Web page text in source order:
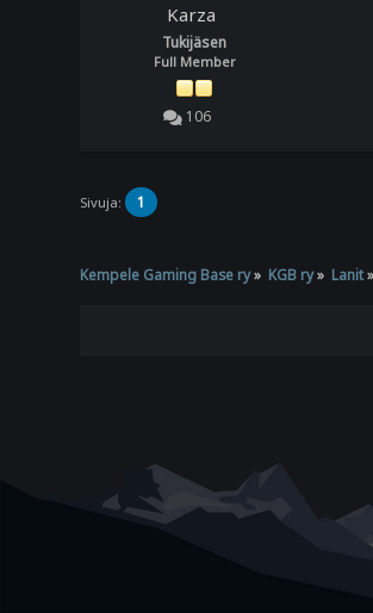
Karza
Tukijäsen
Full Member
106
Sivuja: 1
Kempele Gaming Base ry» KGB ry» Lanit»